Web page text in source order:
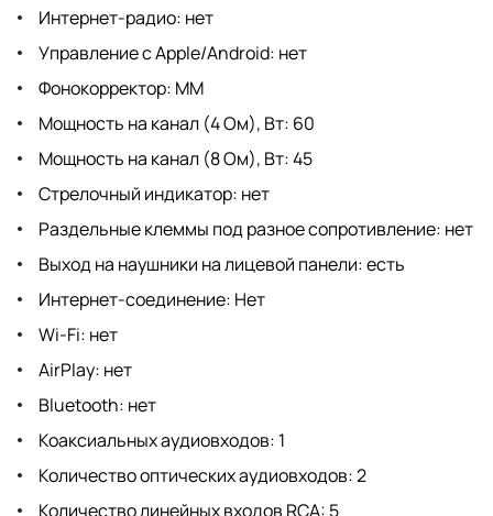
Интернет-радио: нет
Управление с Apple/Android: нет
Фонокорректор: MM
Мощность на канал (4 Ом), Вт: 60
Мощность на канал (8 Ом), Вт: 45
Стрелочный индикатор: нет
Раздельные клеммы под разное сопротивление: нет
Выход на наушники на лицевой панели: есть
Интернет-соединение: Нет
Wi-Fi: нет
AirPlay: нет
Bluetooth: нет
Коаксиальных аудиовходов: 1
Количество оптических аудиовходов: 2
Количество линейных входов RCA: 5